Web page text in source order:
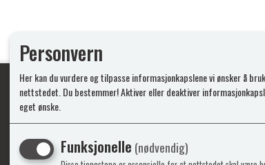
Personvern
Her kan du vurdere og tilpasse informasjonkapslene vi ønsker å
nettstedet. Du bestemmer! Aktiver eller deaktiver
eget ønske.
Funksjonelle (nødvendig)